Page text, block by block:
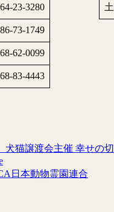
23-3280
73-1749
62-0099
83-4443
猫譲渡会主催 幸せの
日本動物霊園連合